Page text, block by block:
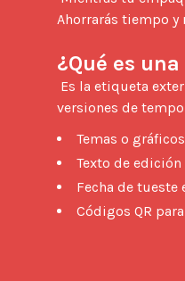
Ahorrarás tiempo
¿Qué es
versiones de
Temas o
Texto de
Fecha de tueste
Códigos QR